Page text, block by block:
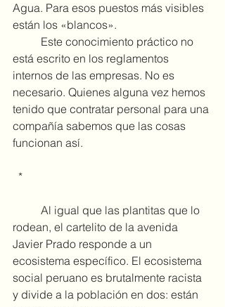
Agua. Para esos puestos más visibles
están los «blancos».
está escrito en los reglamentos
internos de las empresas. No es
necesario. Quienes alguna vez hemos
tenido que contratar personal para una
compañía sabemos que las cosas
funcionan así.
*
rodean, el cartelito de la avenida
Javier Prado responde a un
ecosistema específico. El ecosistema
social peruano es brutalmente racista
y divide a la población en dos: están